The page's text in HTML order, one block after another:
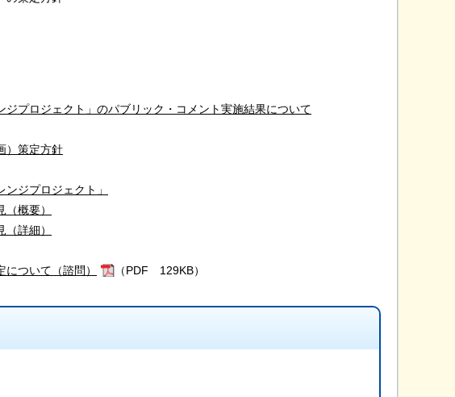
プロジェクト」のパブリック・コメント実施結果について
）策定方針
ジプロジェクト」
概要）
詳細）
ついて（諮問） （PDF 129KB）